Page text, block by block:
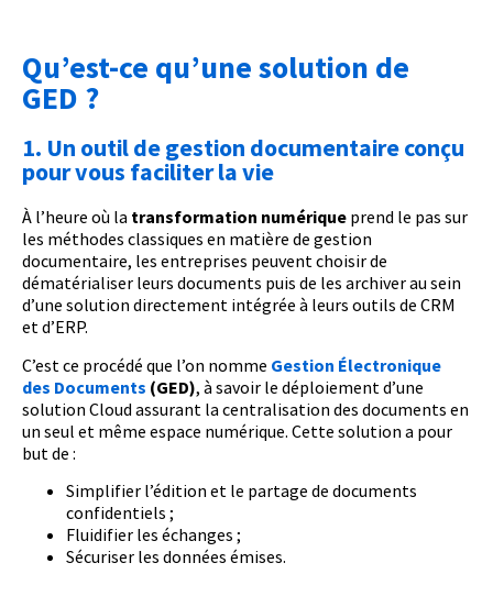
Qu’est-ce qu’une solution de
GED ?
1. Un outil de gestion documentaire conçu
pour vous faciliter la vie
À l’heure où la transformation numérique prend le pas sur
les méthodes classiques en matière de gestion
documentaire, les entreprises peuvent choisir de
dématérialiser leurs documents puis de les archiver au sein
d’une solution directement intégrée à leurs outils de CRM
et d’ERP.
C’est ce procédé que l’on nomme Gestion Électronique
des Documents (GED), à savoir le déploiement d’une
solution Cloud assurant la centralisation des documents en
un seul et même espace numérique. Cette solution a pour
but de :
Simplifier l’édition et le partage de documents
confidentiels ;
Fluidifier les échanges ;
Sécuriser les données émises.